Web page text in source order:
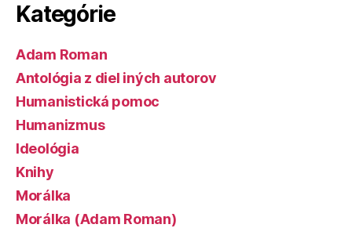
Kategórie
Adam Roman
Antológia z diel iných autorov
Humanistická pomoc
Humanizmus
Ideológia
Knihy
Morálka
Morálka (Adam Roman)